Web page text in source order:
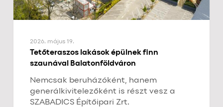
2026. május 19.
Tetőteraszos lakások épülnek finn
szaunával Balatonföldváron
Nemcsak beruházóként, hanem
generálkivitelezőként is részt vesz a
SZABADICS Építőipari Zrt.